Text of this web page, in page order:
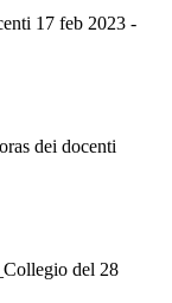
17 feb 2023 -
dei docenti
del 28